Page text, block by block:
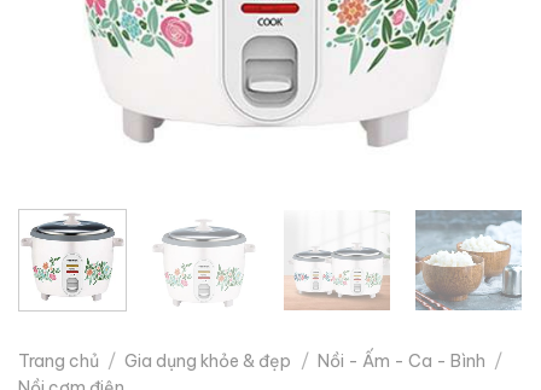
Trang chủ / Gia dụng khỏe & đẹp / Nồi - Ấm - Ca - Bình /